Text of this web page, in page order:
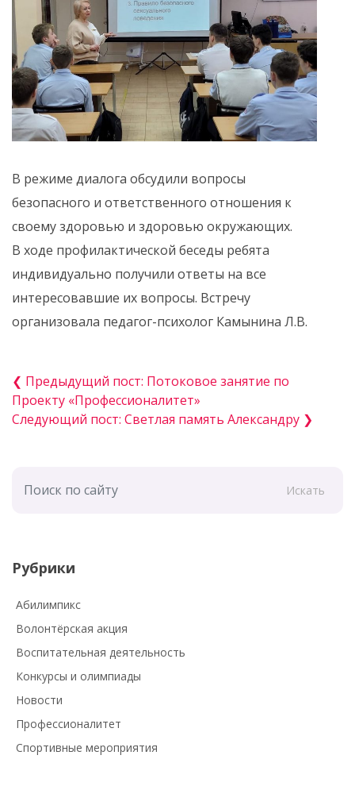
В режиме диалога обсудили вопросы
безопасного и ответственного отношения к
своему здоровью и здоровью окружающих.
В ходе профилактической беседы ребята
индивидуально получили ответы на все
интересовавшие их вопросы. Встречу
организовала педагог-психолог Камынина Л.В.
❮ Предыдущий пост: Потоковое занятие по
Проекту «Профессионалитет»
Следующий пост: Светлая память Александру ❯
Искать
Рубрики
Абилимпикс
Волонтёрская акция
Воспитательная деятельность
Конкурсы и олимпиады
Новости
Профессионалитет
Спортивные мероприятия